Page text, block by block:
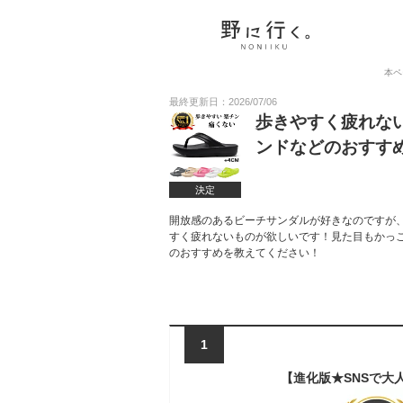
本
最終更新日：2026/07/06
決定
歩きやすく疲れな
ンドなどのおすす
開放感のあるビーチサンダルが好きなのです
すく疲れないものが欲しいです！見た目もか
のおすすめを教えてください！
1